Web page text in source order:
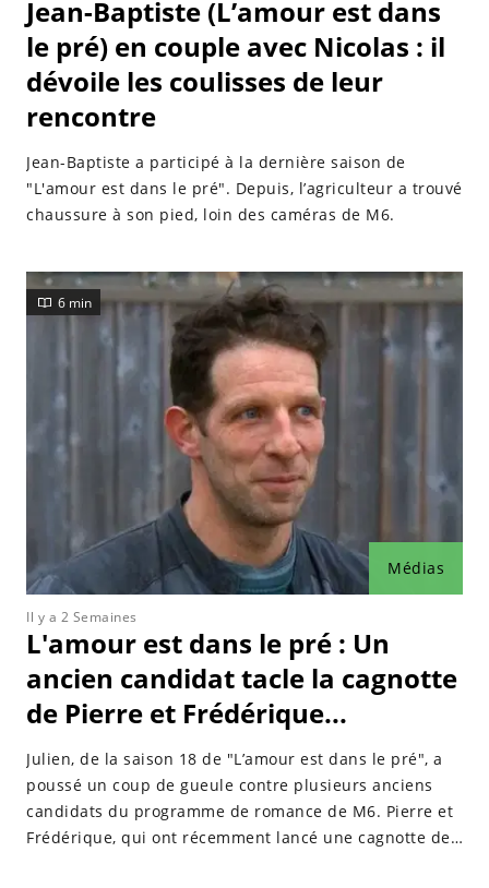
Jean-Baptiste (L’amour est dans
le pré) en couple avec Nicolas : il
dévoile les coulisses de leur
rencontre
Jean-Baptiste a participé à la dernière saison de
"L'amour est dans le pré". Depuis, l’agriculteur a trouvé
chaussure à son pied, loin des caméras de M6.
Médias
6 min
Il y a 2 Semaines
L'amour est dans le pré : Un
ancien candidat tacle la cagnotte
de Pierre et Frédérique...
Julien, de la saison 18 de "L’amour est dans le pré", a
poussé un coup de gueule contre plusieurs anciens
candidats du programme de romance de M6. Pierre et
Frédérique, qui ont récemment lancé une cagnotte de